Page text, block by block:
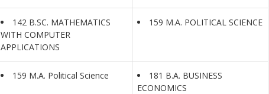
142 B.SC. MATHEMATICS
WITH COMPUTER
APPLICATIONS
159 M.A. POLITICAL SCIENCE
159 M.A. Political Science
181 B.A. BUSINESS
ECONOMICS